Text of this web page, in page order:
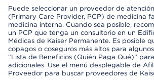
Puede seleccionar un proveedor de
(Primary Care Provider, PCP) de medicina
medicina interna. Cuando sea posible,
un PCP que tenga un consultorio en un
Médicas de Kaiser Permanente. Es posible
copagos o coseguros más altos para
“Lista de Beneficios (Quién Paga Qué)”
adicionales. Use el menú desplegable de
Proveedor para buscar proveedores de